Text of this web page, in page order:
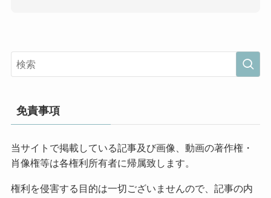
免責事項
当サイトで掲載している記事及び画像、動画の著作権・
肖像権等は各権利所有者に帰属致します。
権利を侵害する目的は一切ございませんので、記事の内